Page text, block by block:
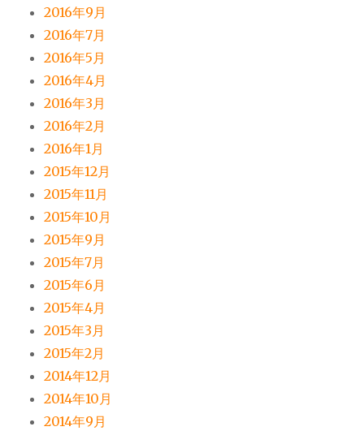
2016年9月
2016年7月
2016年5月
2016年4月
2016年3月
2016年2月
2016年1月
2015年12月
2015年11月
2015年10月
2015年9月
2015年7月
2015年6月
2015年4月
2015年3月
2015年2月
2014年12月
2014年10月
2014年9月